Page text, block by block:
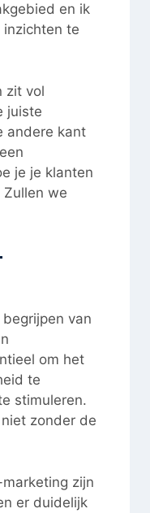
en ik
te
zit vol
juiste
andere kant
je je klanten
we
van
om het
te
stimuleren.
zonder de
zijn
er duidelijk